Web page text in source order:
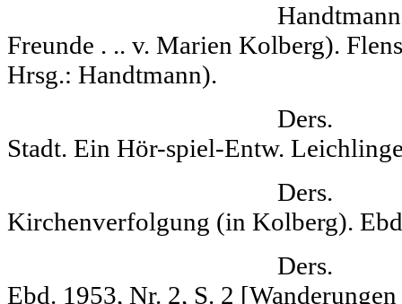
Handtmann,
Freunde . .. v. Marien Kolberg).
Hrsg.: Handtmann).
Ders.
Stadt. Ein Hör-spiel-Entw.
Ders. Aus
Kirchenverfolgung (in Kolberg).
Ders. Unter
Ebd. 1953, Nr. 2, S. 2